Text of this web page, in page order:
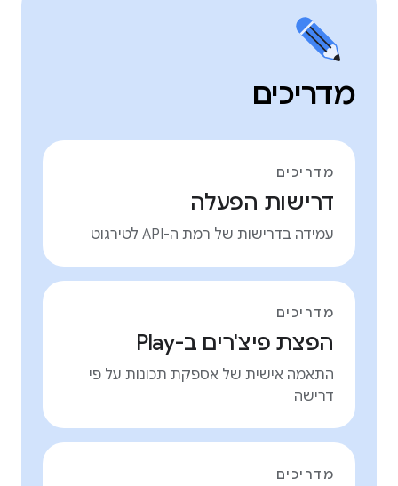
מדריכים
מדריכים
דרישות הפעלה
עמידה בדרישות של רמת ה-API לטירגוט
מדריכים
הפצת פיצ'רים ב-Play
התאמה אישית של אספקת תכונות על פי
דרישה
מדריכים